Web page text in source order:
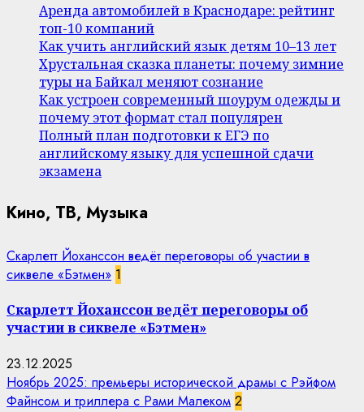
Аренда автомобилей в Краснодаре: рейтинг
топ-10 компаний
Как учить английский язык детям 10–13 лет
Хрустальная сказка планеты: почему зимние
туры на Байкал меняют сознание
Как устроен современный шоурум одежды и
почему этот формат стал популярен
Полный план подготовки к ЕГЭ по
английскому языку для успешной сдачи
экзамена
Кино, ТВ, Музыка
Скарлетт Йоханссон ведёт переговоры об участии в
сиквеле «Бэтмен» 1
Скарлетт Йоханссон ведёт переговоры об
участии в сиквеле «Бэтмен»
23.12.2025
Ноябрь 2025: премьеры исторической драмы с Рэйфом
Файнсом и триллера с Рами Малеком 2